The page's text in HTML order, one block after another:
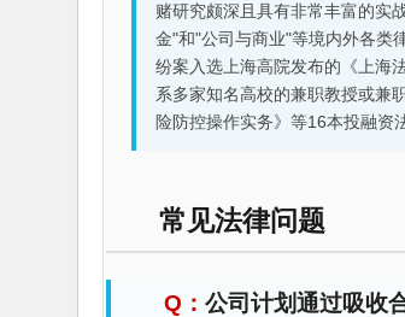
赌研究颇深且具有非常丰富的实
金"和"公司与商业"等境内外各类
纷案入选上海高院发布的《上海
系多家知名高校的兼职教授或兼
险防控操作实务》等16本投融资
常见法律问题
公司计划通过吸收